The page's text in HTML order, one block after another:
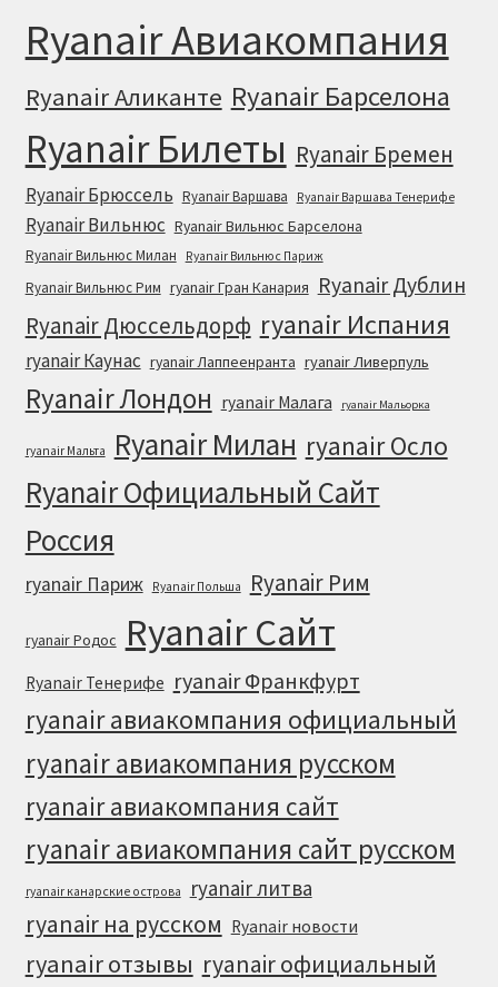
Ryanair Авиакомпания
Ryanair Аликанте Ryanair Барселона
Ryanair Билеты Ryanair Бремен
Ryanair Брюссель Ryanair Варшава Ryanair Варшава Тенерифе
Ryanair Вильнюс Ryanair Вильнюс Барселона
Ryanair Вильнюс Милан Ryanair Вильнюс Париж
Ryanair Вильнюс Рим ryanair Гран Канария Ryanair Дублин
Ryanair Дюссельдорф ryanair Испания
ryanair Каунас ryanair Лаппеенранта ryanair Ливерпуль
Ryanair Лондон ryanair Малага ryanair Мальорка
ryanair Мальта Ryanair Милан ryanair Осло
Ryanair Официальный Cайт
Россия
ryanair Париж Ryanair Польша Ryanair Рим
ryanair Родос Ryanair Сайт
Ryanair Тенерифе ryanair Франкфурт
ryanair авиакомпания официальный
ryanair авиакомпания русском
ryanair авиакомпания сайт
ryanair авиакомпания сайт русском
ryanair канарские острова ryanair литва
ryanair на русском Ryanair новости
ryanair отзывы ryanair официальный